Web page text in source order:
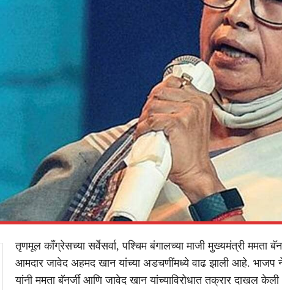
तृणमूल कॉंग्रेसच्या सर्वेसर्वा, पश्चिम बंगालच्या माजी मुख्यमंत्री ममता
आमदार जावेद अहमद खान यांच्या अडचणींमध्ये वाढ झाली आहे. भाजप
यांनी ममता बॅनर्जी आणि जावेद खान यांच्याविरोधात तक्रार दाखल